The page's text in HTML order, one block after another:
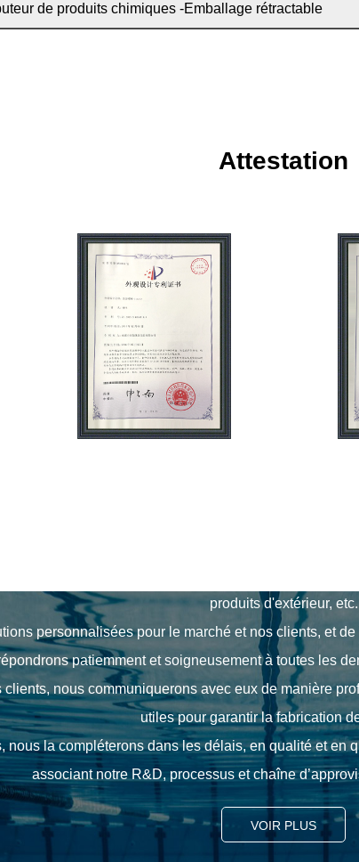
de produits chimiques -Emballage rétractable
Attestation
produits d'extérieur, etc.
personnalisées pour le marché et nos clients, et
patiemment et soigneusement à toutes les
nous communiquerons avec eux de manière
utiles pour garantir la fabrication
nous la compléterons dans les délais, en qualité et
associant notre R&D, processus et chaîne
VOIR PLUS